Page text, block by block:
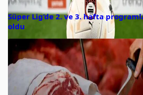
Süper Lig’de 2. ve 3. hafta
oldu